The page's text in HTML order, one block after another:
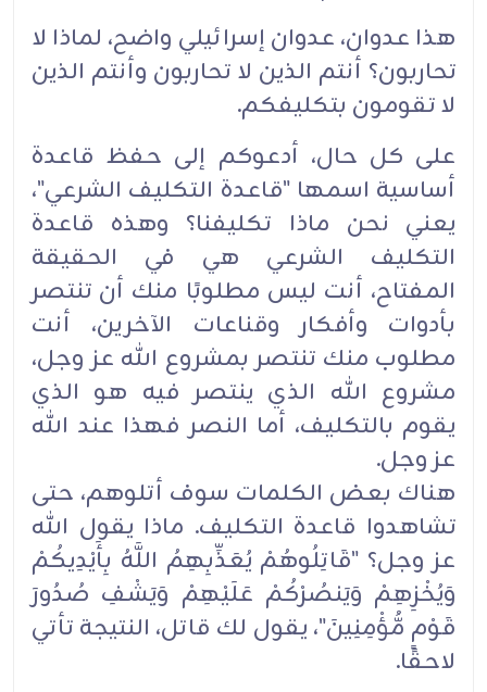
هذا عدوان، عدوان إسرائيلي واضح، لماذا لا
تحاربون؟ أنتم الذين لا تحاربون وأنتم الذين
لا تقومون بتكليفكم.
على كل حال، أدعوكم إلى حفظ قاعدة
أساسية اسمها "قاعدة التكليف الشرعي"،
يعني نحن ماذا تكليفنا؟ وهذه قاعدة
التكليف الشرعي هي في الحقيقة
المفتاح، أنت ليس مطلوبًا منك أن تنتصر
بأدوات وأفكار وقناعات الآخرين، أنت
مطلوب منك تنتصر بمشروع الله عز وجل،
مشروع الله الذي ينتصر فيه هو الذي
يقوم بالتكليف، أما النصر فهذا عند الله
عز وجل.
هناك بعض الكلمات سوف أتلوهم، حتى
تشاهدوا قاعدة التكليف. ماذا يقول الله
عز وجل؟ "قَاتِلُوهُمْ يُعَذِّبِهِمُ اللَّهُ بِأَيْدِيكُمْ
وَيُخْزِهِمْ وَيَنصُرْكُمْ عَلَيْهِمْ وَيَشْفِ صُدُورَ
قَوْمٍ مُّؤْمِنِينَ"، يقول لك قاتل، النتيجة تأتي
لاحقًا.